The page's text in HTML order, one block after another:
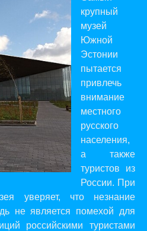
крупный
музей
Южной
Эстонии
пытается
привлечь
внимание
местного
русского
населения,
а также
туристов из
России. При
уверяет, что незнание
не является помехой для
российскими туристами